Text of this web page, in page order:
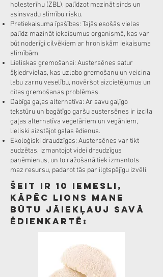
holesterīnu (ZBL), palīdzot mazināt sirds un
asinsvadu slimību risku.
Pretiekaisuma īpašības: Tajās esošās vielas
palīdz mazināt iekaisumus organismā, kas var
būt noderīgi cilvēkiem ar hroniskām iekaisuma
slimībām.
Lieliskas gremošanai: Austersēnes satur
šķiedrvielas, kas uzlabo gremošanu un veicina
labu zarnu veselību, novēršot aizcietējumus un
citas gremošanas problēmas.
Dabīga gaļas alternatīva: Ar savu gaļīgo
tekstūru un bagātīgo garšu austersēnes ir izcila
gaļas alternatīva veģetāriem un vegāniem,
lieliski aizstājot gaļas ēdienus.
Ekoloģiski draudzīgas: Austersēnes var tikt
audzētas, izmantojot videi draudzīgus
paņēmienus, un to ražošanā tiek izmantots
maz resursu, padarot tās par ilgtspējīgu izvēli.
Šeit ir 10 iemesli,
kāpēc LIOns mane
būtu jāiekļauj savā
ēdienkartē: